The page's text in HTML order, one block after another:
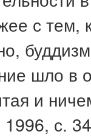
с тем,
шло в
и
с.